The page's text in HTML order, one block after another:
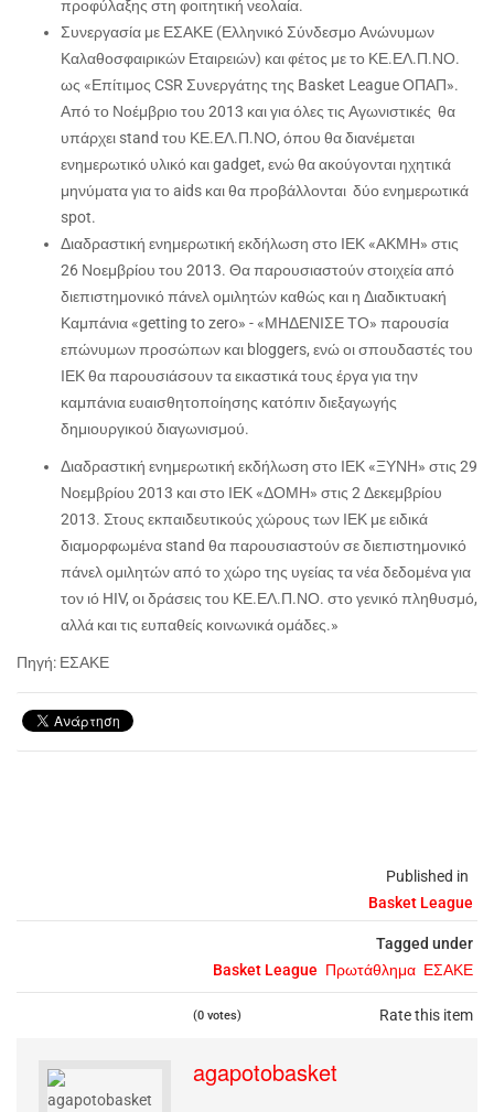
Published in
Basket League
Tagged under
Basket League Πρωτάθλημα ΕΣΑΚΕ
Rate this item
(0 votes)
προφύλαξης στη φοιτητική νεολαία.
Συνεργασία με ΕΣΑΚΕ (Ελληνικό Σύνδεσμο Ανώνυμων
Καλαθοσφαιρικών Εταιρειών) και φέτος με το ΚΕ.ΕΛ.Π.ΝΟ.
ως «Επίτιμος CSR Συνεργάτης της Basket League ΟΠΑΠ».
Από το Νοέμβριο του 2013 και για όλες τις Αγωνιστικές θα
υπάρχει stand του ΚΕ.ΕΛ.Π.ΝΟ, όπου θα διανέμεται
ενημερωτικό υλικό και gadget, ενώ θα ακούγονται ηχητικά
μηνύματα για το aids και θα προβάλλονται δύο ενημερωτικά
spot.
Διαδραστική ενημερωτική εκδήλωση στο ΙΕΚ «ΑΚΜΗ» στις
26 Νοεμβρίου του 2013. Θα παρουσιαστούν στοιχεία από
διεπιστημονικό πάνελ ομιλητών καθώς και η Διαδικτυακή
Καμπάνια «getting to zero» - «ΜΗΔΕΝΙΣΕ ΤΟ» παρουσία
επώνυμων προσώπων και bloggers, ενώ οι σπουδαστές του
ΙΕΚ θα παρουσιάσουν τα εικαστικά τους έργα για την
καμπάνια ευαισθητοποίησης κατόπιν διεξαγωγής
δημιουργικού διαγωνισμού.
Διαδραστική ενημερωτική εκδήλωση στο ΙΕΚ «ΞΥΝΗ» στις 29
Νοεμβρίου 2013 και στο ΙΕΚ «ΔΟΜΗ» στις 2 Δεκεμβρίου
2013. Στους εκπαιδευτικούς χώρους των ΙΕΚ με ειδικά
διαμορφωμένα stand θα παρουσιαστούν σε διεπιστημονικό
πάνελ ομιλητών από το χώρο της υγείας τα νέα δεδομένα για
τον ιό HIV, οι δράσεις του ΚΕ.ΕΛ.Π.ΝΟ. στο γενικό πληθυσμό,
αλλά και τις ευπαθείς κοινωνικά ομάδες.»
Πηγή: ΕΣΑΚΕ
agapotobasket